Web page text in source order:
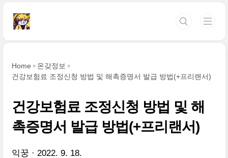
Home
온갖정보
건강보험료 조정신청 방법 및 해촉증명서 발급 방법(+프리랜서)
건강보험료 조정신청 방법 및 해
촉증명서 발급 방법(+프리랜서)
익꿍 2022. 9. 18.